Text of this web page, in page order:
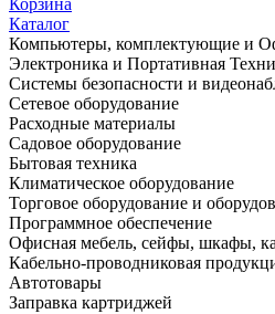
Корзина
Каталог
Компьютеры, комплектующие и
Электроника и Портативная
Системы безопасности и
Сетевое оборудование
Расходные материалы
Садовое оборудование
Бытовая техника
Климатическое оборудование
Торговое оборудование и
Программное обеспечение
Офисная мебель, сейфы, шкафы,
Кабельно-проводниковая
Автотовары
Заправка картриджей